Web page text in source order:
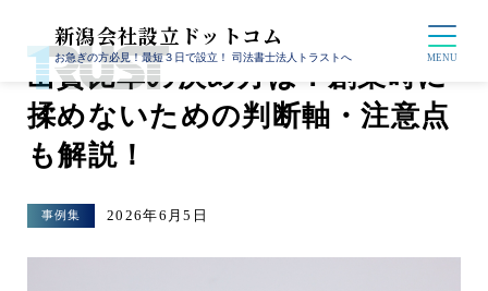
新潟会社設立ドットコム
お急ぎの方必見！最短３日で設立！ 司法書士法人トラストへ
出資比率の決め方は？創業時に
揉めないための判断軸・注意点
も解説！
事例集 2026年6月5日